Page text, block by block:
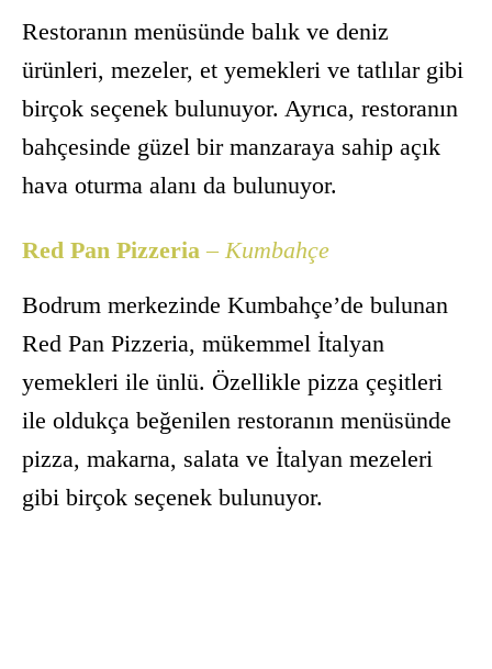
Restoranın menüsünde balık ve deniz
ürünleri, mezeler, et yemekleri ve tatlılar gibi
birçok seçenek bulunuyor. Ayrıca, restoranın
bahçesinde güzel bir manzaraya sahip açık
hava oturma alanı da bulunuyor.
Red Pan Pizzeria– Kumbahçe
Bodrum merkezinde Kumbahçe’de bulunan
Red Pan Pizzeria, mükemmel İtalyan
yemekleri ile ünlü. Özellikle pizza çeşitleri
ile oldukça beğenilen restoranın menüsünde
pizza, makarna, salata ve İtalyan mezeleri
gibi birçok seçenek bulunuyor.